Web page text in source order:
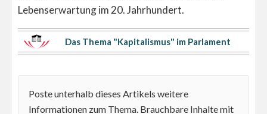
Lebenserwartung im 20. Jahrhundert.
Das Thema "Kapitalismus" im Parlament
Poste unterhalb dieses Artikels weitere
Informationen zum Thema. Brauchbare Inhalte mit